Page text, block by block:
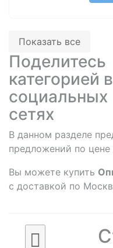
Показать все
Поделитесь
категорией в
социальных
сетях
В данном разделе
предложений по цене
Вы можете купить
с доставкой по